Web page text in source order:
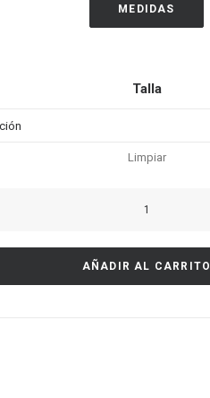
MEDIDAS
Talla
Limpiar
cantidad
AÑADIR AL CARRITO